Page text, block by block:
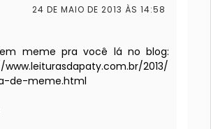
24 DE MAIO DE 2013 ÀS 14:58
meme pra você lá no blog:
2013/
de-meme.html